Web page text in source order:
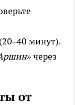
минут).
через
от